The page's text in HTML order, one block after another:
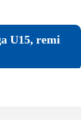
U15, remi